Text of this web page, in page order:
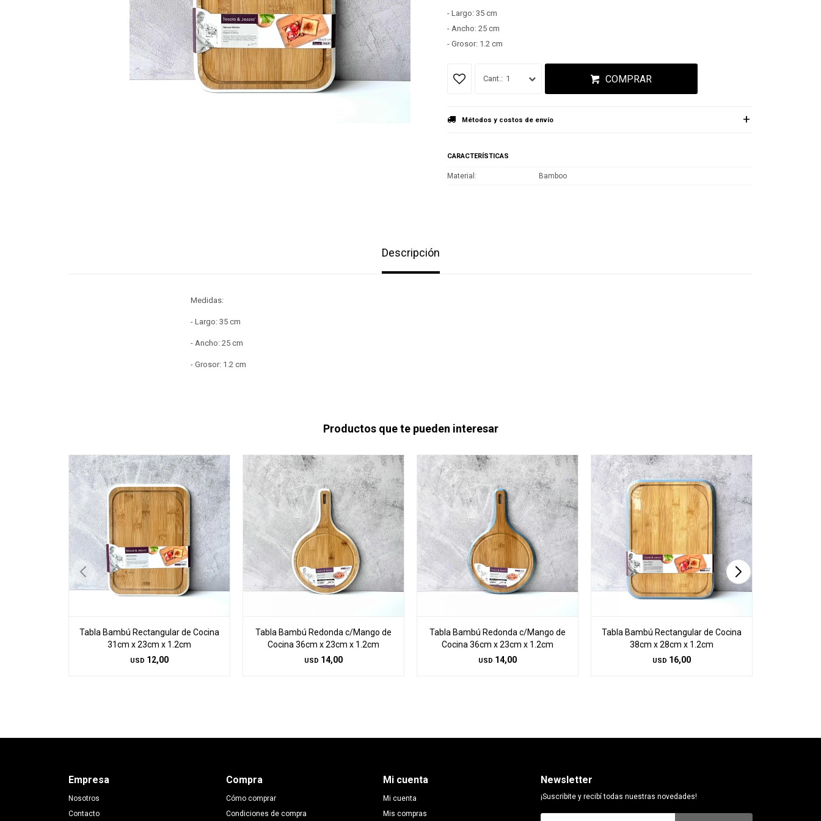
- Largo: 35 cm
- Ancho: 25 cm
- Grosor: 1.2 cm
1 COMPRAR
Métodos y costos de envío
CARACTERÍSTICAS
Material Bamboo
Descripción
Medidas:
- Largo: 35 cm
- Ancho: 25 cm
- Grosor: 1.2 cm
Productos que te pueden interesar
Tabla Bambú Rectangular de Cocina
31cm x 23cm x 1.2cm
USD 12,00
Tabla Bambú Redonda c/Mango de
Cocina 36cm x 23cm x 1.2cm
USD 14,00
Tabla Bambú Redonda c/Mango de
Cocina 36cm x 23cm x 1.2cm
USD 14,00
Tabla Bambú Rectangular de Cocina
38cm x 28cm x 1.2cm
USD 16,00
Empresa
Nosotros
Contacto
Compra
Cómo comprar
Condiciones de compra
Mi cuenta
Mi cuenta
Mis compras
Newsletter
¡Suscribite y recibí todas nuestras novedades!